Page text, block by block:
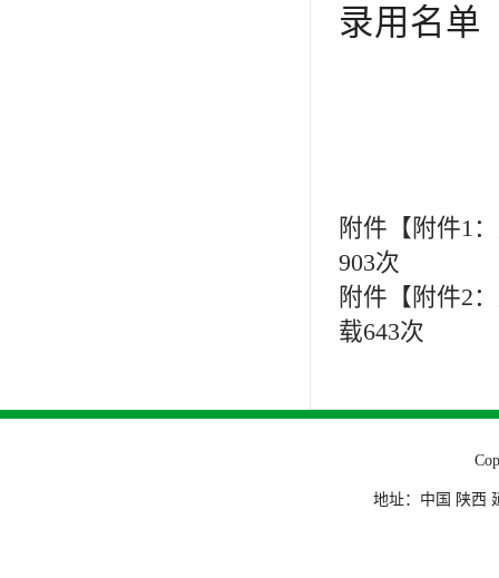
录用
附件【 附件1
903次
附件【 附件2
载643次
地址：中国 陕西